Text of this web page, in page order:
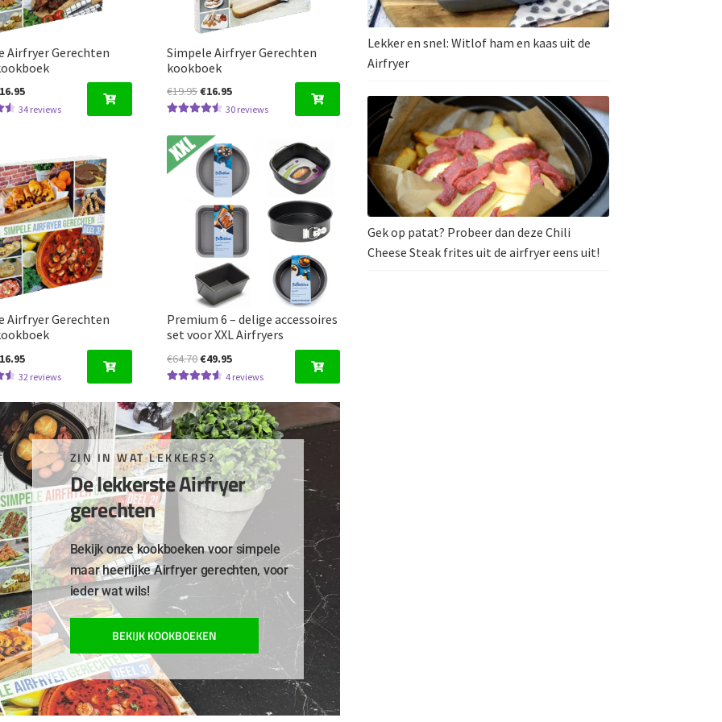
Airfryer Gerechten
Huidige
prijs
34 reviews
Simpele Airfryer Gerechten
kookboek
€19.95Oorspronkelijke
prijs
€19.95.
€16.95Huidige
prijs
€16.95.
d4.63uit 5
30 reviews
Airfryer Gerechten
Huidige
prijs
€16.95.
32 reviews
Premium 6 – delige accessoires
set voor XXL Airfryers
€64.70Oorspronkelijke
prijs
€64.70.
€49.95Huidige
prijs
€49.95.
4.67uit 5
4 reviews
ZIN IN WAT LEKKERS?
De lekkerste Airfryer
gerechten
Bekijk onze kookboeken voor simpele
maar heerlijke Airfryer gerechten, voor
ieder wat wils!
BEKIJK KOOKBOEKEN
Lekker en snel: Witlof ham en kaas uit de
Airfryer
Gek op patat? Probeer dan deze Chili
Cheese Steak frites uit de airfryer eens uit!